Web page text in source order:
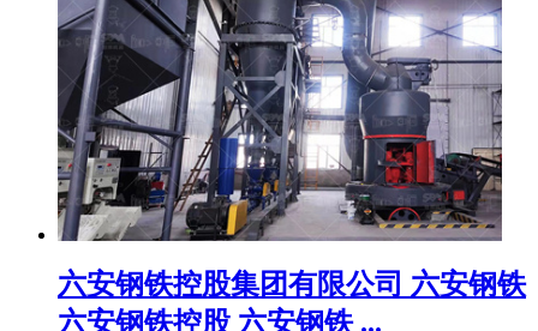
六安钢铁控股集团有限公司 六安钢铁
六安钢铁控股 六安钢铁 ...